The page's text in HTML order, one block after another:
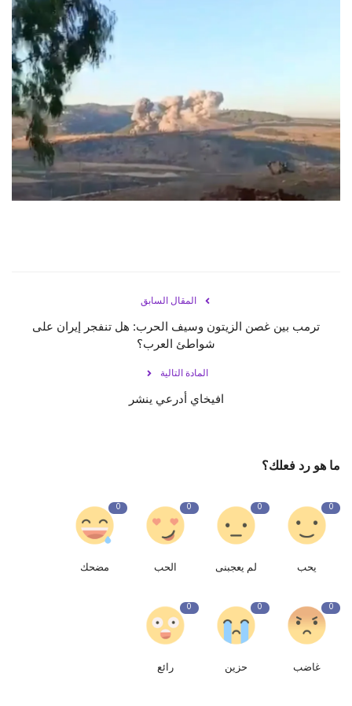
المقال السابق
ترمب بين غصن الزيتون وسيف الحرب: هل تنفجر إيران على
شواطئ العرب؟
المادة التالية
افيخاي أدرعي ينشر
ما هو رد فعلك؟
0
يحب
0
لم يعجبنى
0
الحب
0
مضحك
0
غاضب
0
حزين
0
رائع